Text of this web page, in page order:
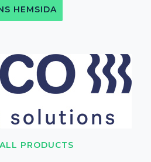
PRODUCTS
HEMSIDA